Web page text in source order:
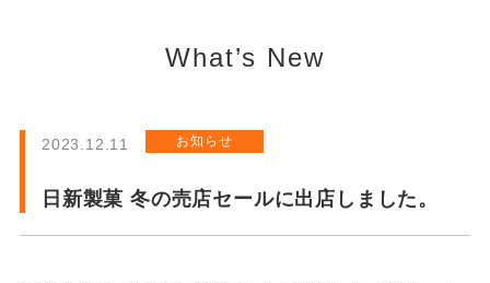
What’s New
2023.12.11 お知らせ
日新製菓 冬の売店セールに出店しました。